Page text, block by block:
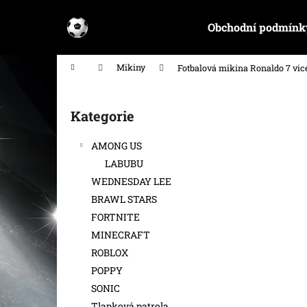
Obchodní
Domů Mikiny Fotbalová mikina Ronaldo 7
n
n
í
p
a
n
Přeskočit
kategorie
Kategorie
AMONG US
LABUBU
WEDNESDAY LEE
BRAWL STARS
FORTNITE
MINECRAFT
ROBLOX
POPPY
SONIC
Zpět
Zpět